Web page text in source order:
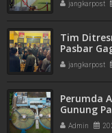
jangkarpost
Tim
Pasbar
Ganja
jangkarpost
Perumda
Gunung
Admin